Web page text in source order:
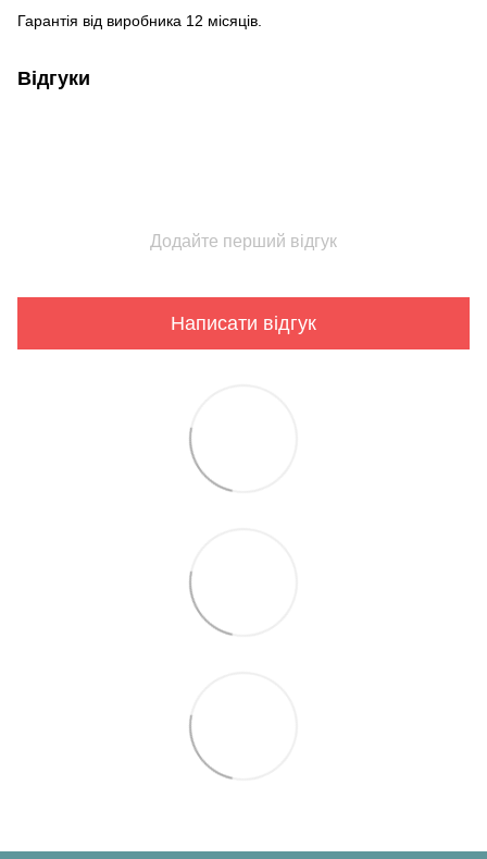
Гарантія від виробника 12 місяців.
Відгуки
Додайте перший відгук
Написати відгук